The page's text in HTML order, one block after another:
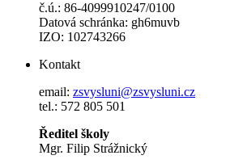
č.ú.: 86-4099910247/0100
Datová schránka: gh6muvb
IZO: 102743266
Kontakt
email: zsvysluni@zsvysluni.cz
tel.: 572 805 501
Ředitel školy
Mgr. Filip Strážnický